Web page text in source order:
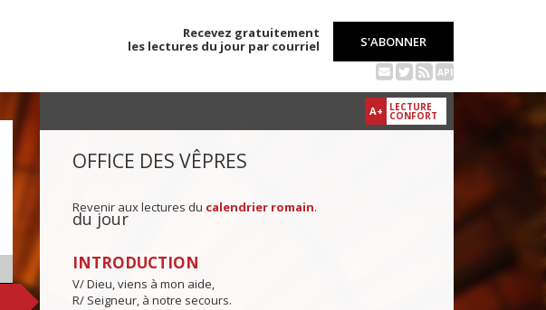
Recevez gratuitement
les lectures du jour par courriel
S'ABONNER
API
A+ LECTURE
CONFORT
OFFICE DES VÊPRES
Revenir aux lectures du calendrier romain.
du jour
INTRODUCTION
V/ Dieu, viens à mon aide,
R/ Seigneur, à notre secours.